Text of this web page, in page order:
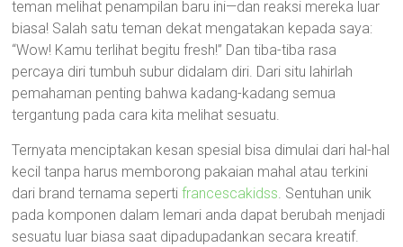
teman melihat penampilan baru ini—dan reaksi mereka luar
biasa! Salah satu teman dekat mengatakan kepada saya:
“Wow! Kamu terlihat begitu fresh!” Dan tiba-tiba rasa
percaya diri tumbuh subur didalam diri. Dari situ lahirlah
pemahaman penting bahwa kadang-kadang semua
tergantung pada cara kita melihat sesuatu.
Ternyata menciptakan kesan spesial bisa dimulai dari hal-hal
kecil tanpa harus memborong pakaian mahal atau terkini
dari brand ternama sepertifrancescakidss. Sentuhan unik
pada komponen dalam lemari anda dapat berubah menjadi
sesuatu luar biasa saat dipadupadankan secara kreatif.